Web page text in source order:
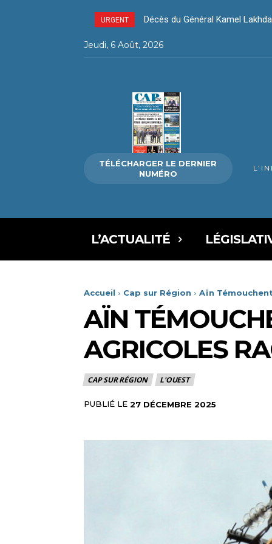
URGENT Décès du Général Kamel
Jeudi, 6 Août, 2026
TÉLÉCHARGER LE DERNIER
NUMÉRO
L’ACTUALITÉ
Accueil Cap sur Région Aïn
AÏN
AGRICOLES
CAP SUR RÉGION L'OUEST
PUBLIÉ LE 27 DÉCEMBRE 2025